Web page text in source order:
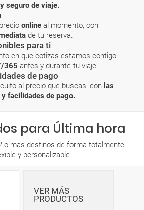
seguro de viaje.
online al momento, con
de tu reserva.
para ti
en que cotizas estamos contigo.
365 antes y durante tu viaje.
de pago
al precio que buscas, con las
facilidades de pago.
para Última hora
o más destinos de forma totalmente
y personalizable
VER MÁS
PRODUCTOS